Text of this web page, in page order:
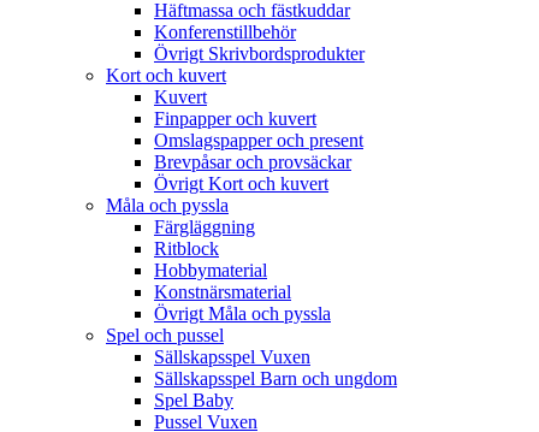
Häftmassa och fästkuddar
Konferenstillbehör
Övrigt Skrivbordsprodukter
Kort och kuvert
Kuvert
Finpapper och kuvert
Omslagspapper och present
Brevpåsar och provsäckar
Övrigt Kort och kuvert
Måla och pyssla
Färgläggning
Ritblock
Hobbymaterial
Konstnärsmaterial
Övrigt Måla och pyssla
Spel och pussel
Sällskapsspel Vuxen
Sällskapsspel Barn och ungdom
Spel Baby
Pussel Vuxen